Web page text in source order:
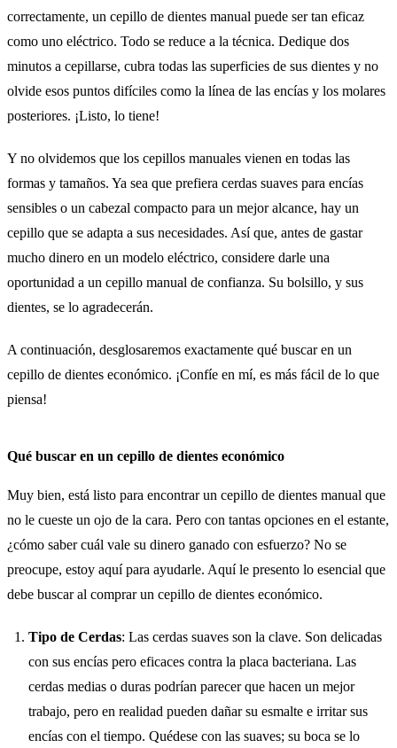
correctamente, un cepillo de dientes manual puede ser tan eficaz
como uno eléctrico. Todo se reduce a la técnica. Dedique dos
minutos a cepillarse, cubra todas las superficies de sus dientes y no
olvide esos puntos difíciles como la línea de las encías y los molares
posteriores. ¡Listo, lo tiene!
Y no olvidemos que los cepillos manuales vienen en todas las
formas y tamaños. Ya sea que prefiera cerdas suaves para encías
sensibles o un cabezal compacto para un mejor alcance, hay un
cepillo que se adapta a sus necesidades. Así que, antes de gastar
mucho dinero en un modelo eléctrico, considere darle una
oportunidad a un cepillo manual de confianza. Su bolsillo, y sus
dientes, se lo agradecerán.
A continuación, desglosaremos exactamente qué buscar en un
cepillo de dientes económico. ¡Confíe en mí, es más fácil de lo que
piensa!
Qué buscar en un cepillo de dientes económico
Muy bien, está listo para encontrar un cepillo de dientes manual que
no le cueste un ojo de la cara. Pero con tantas opciones en el estante,
¿cómo saber cuál vale su dinero ganado con esfuerzo? No se
preocupe, estoy aquí para ayudarle. Aquí le presento lo esencial que
debe buscar al comprar un cepillo de dientes económico.
Tipo de Cerdas: Las cerdas suaves son la clave. Son delicadas
con sus encías pero eficaces contra la placa bacteriana. Las
cerdas medias o duras podrían parecer que hacen un mejor
trabajo, pero en realidad pueden dañar su esmalte e irritar sus
encías con el tiempo. Quédese con las suaves; su boca se lo